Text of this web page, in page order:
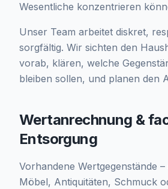
Wesentliche konzentrieren
Unser Team arbeitet diskret,
sorgfältig. Wir sichten den
vorab, klären, welche
bleiben sollen, und planen den
Wertanrechnung &
Entsorgung
Vorhandene Wertgegenstände
Möbel, Antiquitäten, Schmuck